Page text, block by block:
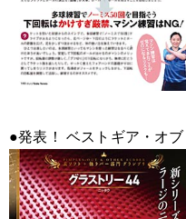
●発表！ ベストギア・オ